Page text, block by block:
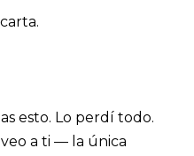
esto. Lo perdí todo.
a ti — la única